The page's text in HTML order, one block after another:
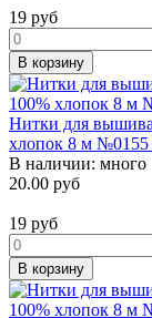
19 руб
В корзину
Нитки для
хлопок 8 м №0155
В наличии: много
20.00 руб
19 руб
В корзину